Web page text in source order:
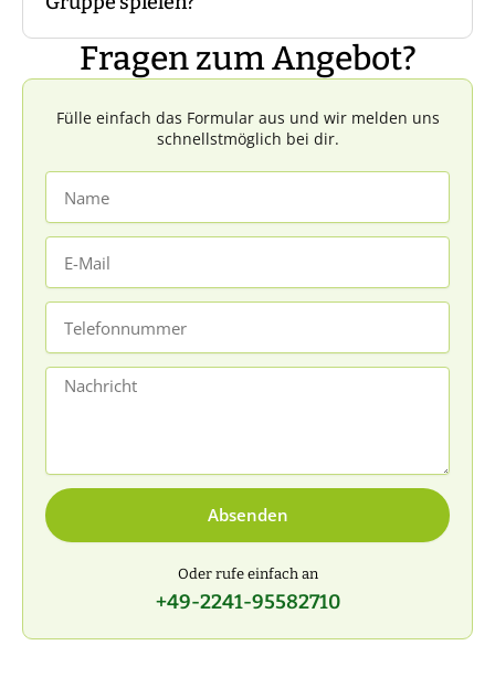
der Personen pro Gruppe in der Regel
zwischen fünf und acht Personen. Sprecht
uns dazu gerne an.
Dazu würden wir nicht raten, da dadurch
und ein Teil der Spannung verloren geht.
Fragen zum Angebot?
Fülle einfach das Formular aus und wir melden uns
schnellstmöglich bei dir.
Mail
Nachricht
Absenden
Oder rufe einfach an
+49-2241-95582710